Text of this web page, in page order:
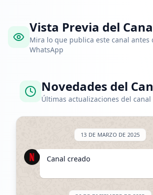
Vista Previa del
Mira lo que publica este canal antes
WhatsApp
Novedades del
Últimas actualizaciones del canal
13 DE MARZO DE 2025
Canal creado